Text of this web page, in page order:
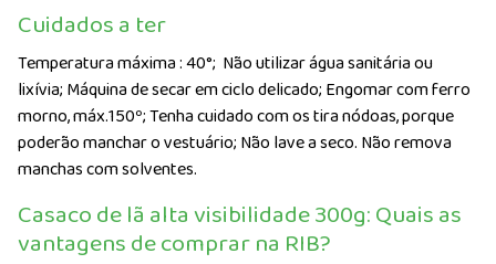
Cuidados a ter
Temperatura máxima : 40°; Não utilizar água sanitária ou
lixívia; Máquina de secar em ciclo delicado; Engomar com ferro
morno, máx.150º; Tenha cuidado com os tira nódoas, porque
poderão manchar o vestuário; Não lave a seco. Não remova
manchas com solventes.
Casaco de lã alta visibilidade 300g: Quais as
vantagens de comprar na RIB?